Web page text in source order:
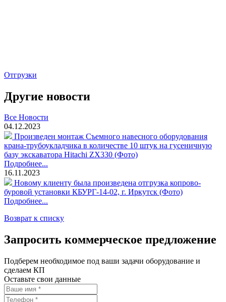
Отгрузки
Другие новости
Все Новости
04.12.2023
Произведен монтаж Съемного навесного оборудования
крана-трубоукладчика в количестве 10 штук на гусеничную
базу экскаватора Hitachi ZX330 (Фото)
Подробнее...
16.11.2023
Новому клиенту была произведена отгрузка копрово-
буровой установки КБУРГ-14-02, г. Иркутск (Фото)
Подробнее...
Возврат к списку
Запросить коммерческое предложение
Подберем необходимое под ваши задачи оборудование и
сделаем КП
Оставьте свои данные